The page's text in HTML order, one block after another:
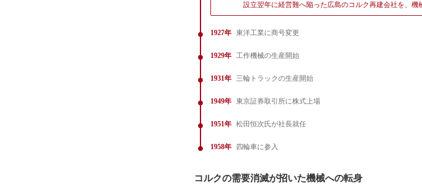
設立翌年に経営難へ陥った広島のコルク再建会社を、
1927年 東洋工業に商号変更
1929年 工作機械の生産開始
1931年 三輪トラックの生産開始
1949年 東京証券取引所に株式上場
1951年 松田恒次氏が社長就任
1958年 四輪車に参入
コルクの需要消滅が招いた機械への転身